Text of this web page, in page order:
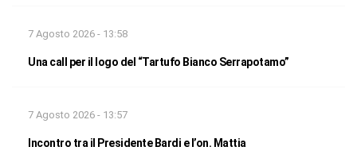
7 Agosto 2026 - 13:58
Una call per il logo del “Tartufo Bianco Serrapotamo”
7 Agosto 2026 - 13:57
Incontro tra il Presidente Bardi e l’on. Mattia